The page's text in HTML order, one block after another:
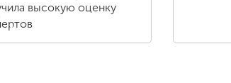
высокую оценку